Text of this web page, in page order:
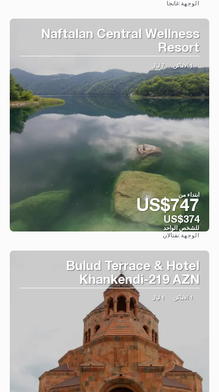
الوجهة:غانجا
Naftalan Central Wellness
Resort
1 الأماكن 7 ليال
ابتداء من
US$747
US$374
للشخص الواحد
الوجهة:نفتالان
Bulud Terrace & Hotel
Khankendi-219 AZN
1 الأماكن 1 ليال